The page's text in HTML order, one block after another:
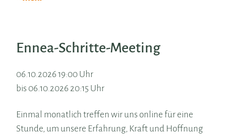
Ennea-Schritte-Meeting
06.10.2026 19:00 Uhr
bis 06.10.2026 20:15 Uhr
Einmal monatlich treffen wir uns online für eine
Stunde, um unsere Erfahrung, Kraft und Hoffnung